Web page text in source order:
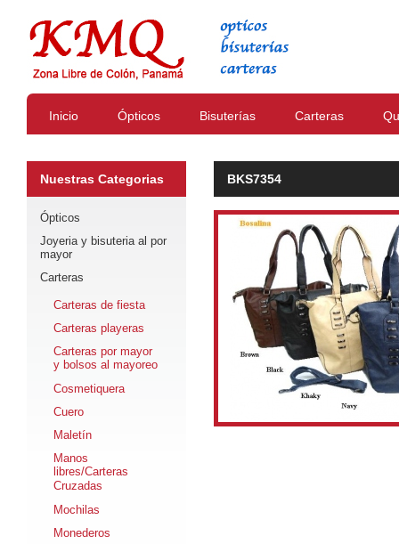
Inicio Ópticos Bisuterías Carteras
Nuestras Categorias
Ópticos
Joyeria y bisuteria al por
mayor
Carteras
Carteras de fiesta
Carteras playeras
Carteras por mayor
y bolsos al mayoreo
Cosmetiquera
Cuero
Maletín
Manos
libres/Carteras
Cruzadas
Mochilas
Monederos
BKS7354